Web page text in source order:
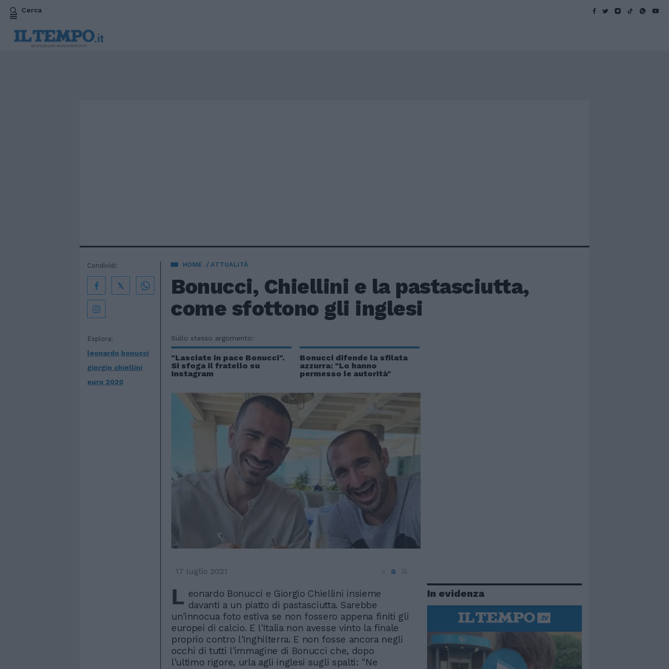
Cerca
HOME ATTUALITÀ
Bonucci, Chiellini e la pastasciutta,
come sfottono gli inglesi
Esplora:
leonardo bonucci
giorgio chiellini
euro 2020
Condividi:
Sullo stesso argomento:
"Lasciate in pace Bonucci".
Si sfoga il fratello su
Instagram
Bonucci difende la sfilata
azzurra: "Lo hanno
permesso le autorità"
17 luglio 2021 a
L eonardo Bonucci e Giorgio Chiellini insieme
davanti a un piatto di pastasciutta. Sarebbe
un'innocua foto estiva se non fossero appena finiti gli
europei di calcio. E l'Italia non avesse vinto la finale
proprio contro l'Inghilterra. E non fosse ancora negli
occhi di tutti l'immagine di Bonucci che, dopo
l'ultimo rigore, urla agli inglesi sugli spalti: "Ne
In evidenza